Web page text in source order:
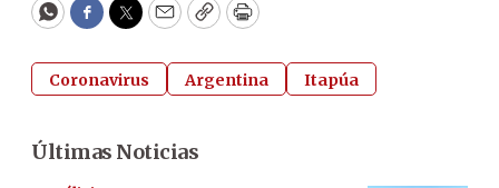
WhatsApp
Facebook
Twitter
EmailCopyPrint
Coronavirus Argentina Itapúa
Últimas Noticias